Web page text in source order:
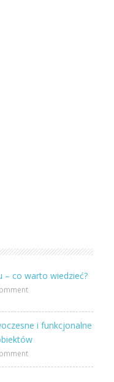
– co warto wiedzieć?
i funkcjonalne